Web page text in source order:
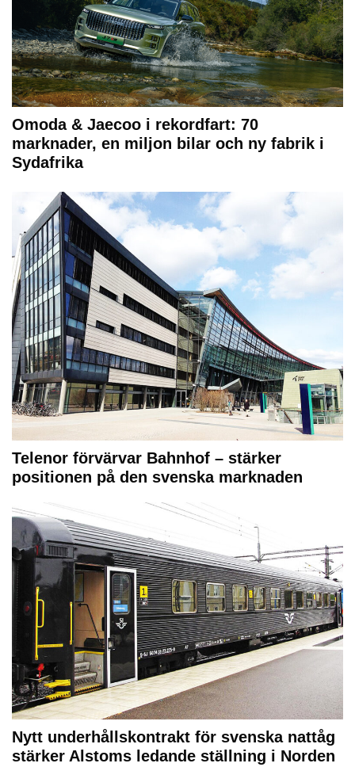
Omoda & Jaecoo i rekordfart: 70
marknader, en miljon bilar och ny fabrik i
Sydafrika
Telenor förvärvar Bahnhof – stärker
positionen på den svenska marknaden
Nytt underhållskontrakt för svenska nattåg
stärker Alstoms ledande ställning i Norden